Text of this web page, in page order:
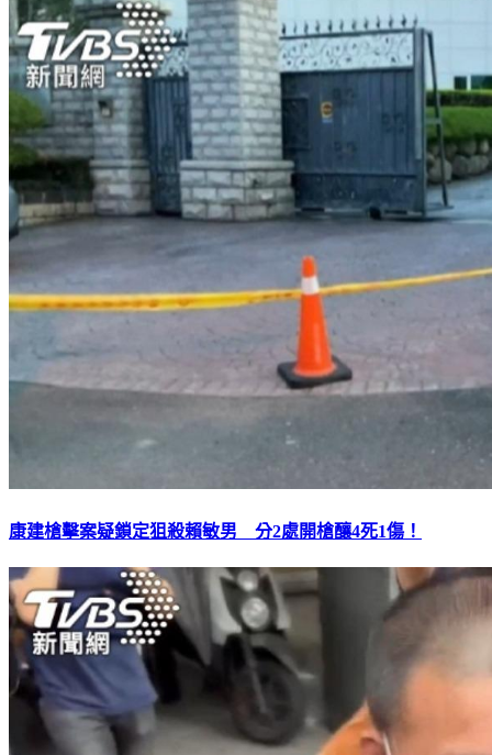
康建槍擊案疑鎖定狙殺賴敏男 分2處開槍釀4死1傷！